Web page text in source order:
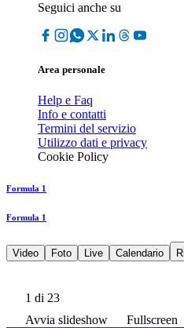
Seguici anche su
Area personale
Help e Faq
Info e contatti
Termini del servizio
Utilizzo dati e privacy
Cookie Policy
Formula 1
Formula 1
Video Foto Live Calendario
1 di 23
Avvia slideshow
Fullscreen